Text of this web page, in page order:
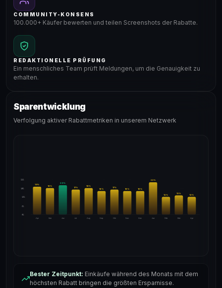
COMMUNITY-KONSENS
100.000+ Käufer bewerten und teilen Screenshots der Rabatte.
REDAKTIONELLE PRÜFUNG
Ein menschliches Team prüft Meldungen, um die Genauigkeit zu
erhalten.
Sparentwicklung
Verfolgung aktiver Rabattmetriken in unserem Netzwerk
24%
18%
12%
6%
0%
Apr
19%
Mai
18%
Jun
20%
Jul
17%
Aug
18%
Sep
16%
Okt
17%
Nov
16%
Dez
16%
Jan
22%
Feb
12%
Mär
13%
Apr
12%
Bester Zeitpunkt: Einkäufe während des Monats mit dem
höchsten Rabatt bringen die größten Ersparnisse.